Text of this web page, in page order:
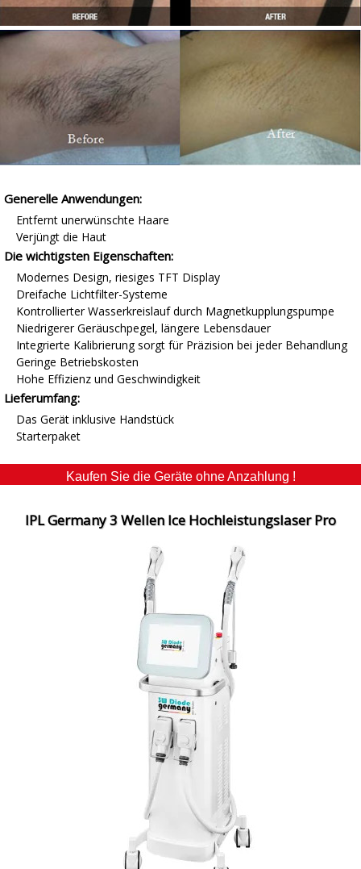
Generelle Anwendungen:
Entfernt unerwünschte Haare
Verjüngt die Haut
Die wichtigsten Eigenschaften:
Modernes Design, riesiges TFT Display
Dreifache Lichtfilter-Systeme
Kontrollierter Wasserkreislauf durch Magnetkupplungspumpe
Niedrigerer Geräuschpegel, längere Lebensdauer
Integrierte Kalibrierung sorgt für Präzision bei jeder Behandlung
Geringe Betriebskosten
Hohe Effizienz und Geschwindigkeit
Lieferumfang:
Das Gerät inklusive Handstück
Starterpaket
Kaufen Sie die Geräte ohne Anzahlung !
IPL Germany 3 Wellen Ice Hochleistungslaser Pro